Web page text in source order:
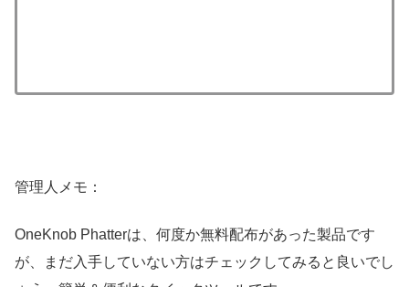
管理人メモ：
OneKnob Phatterは、何度か無料配布があった製品です
が、まだ入手していない方はチェックしてみると良いでし